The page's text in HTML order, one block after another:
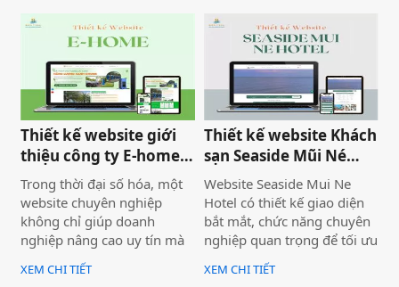
du lịch và thuê xe
màu xanh dương và đỏ làm
nổi bật lên những nội dung
chính của website.
Thiết kế website giới
thiệu công ty E-home
Bình Thuận
Trong thời đại số hóa, một
website chuyên nghiệp
không chỉ giúp doanh
nghiệp nâng cao uy tín mà
còn là công cụ tiếp cận
khách hàng hiệu quả. Dịch
XEM CHI TIẾT
Thiết kế website Khách
sạn Seaside Mũi Né
chuyên nghiệp
Website Seaside Mui Ne
Hotel có thiết kế giao diện
bắt mắt, chức năng chuyên
nghiệp quan trọng để tối ưu
trải nghiệm người dùng và
hỗ trợ hoạt động kinh
XEM CHI TIẾT